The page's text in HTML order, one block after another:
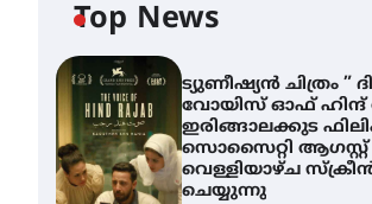
Top News
ട്യുണീഷ്യൻ ചിത്രം ” ദി
വോയിസ് ഓഫ് ഹിന്ദ്
ഇരിങ്ങാലക്കുട
സൊസൈറ്റി ആഗസ്റ്റ്
വെള്ളിയാഴ്ച
ചെയ്യുന്നു